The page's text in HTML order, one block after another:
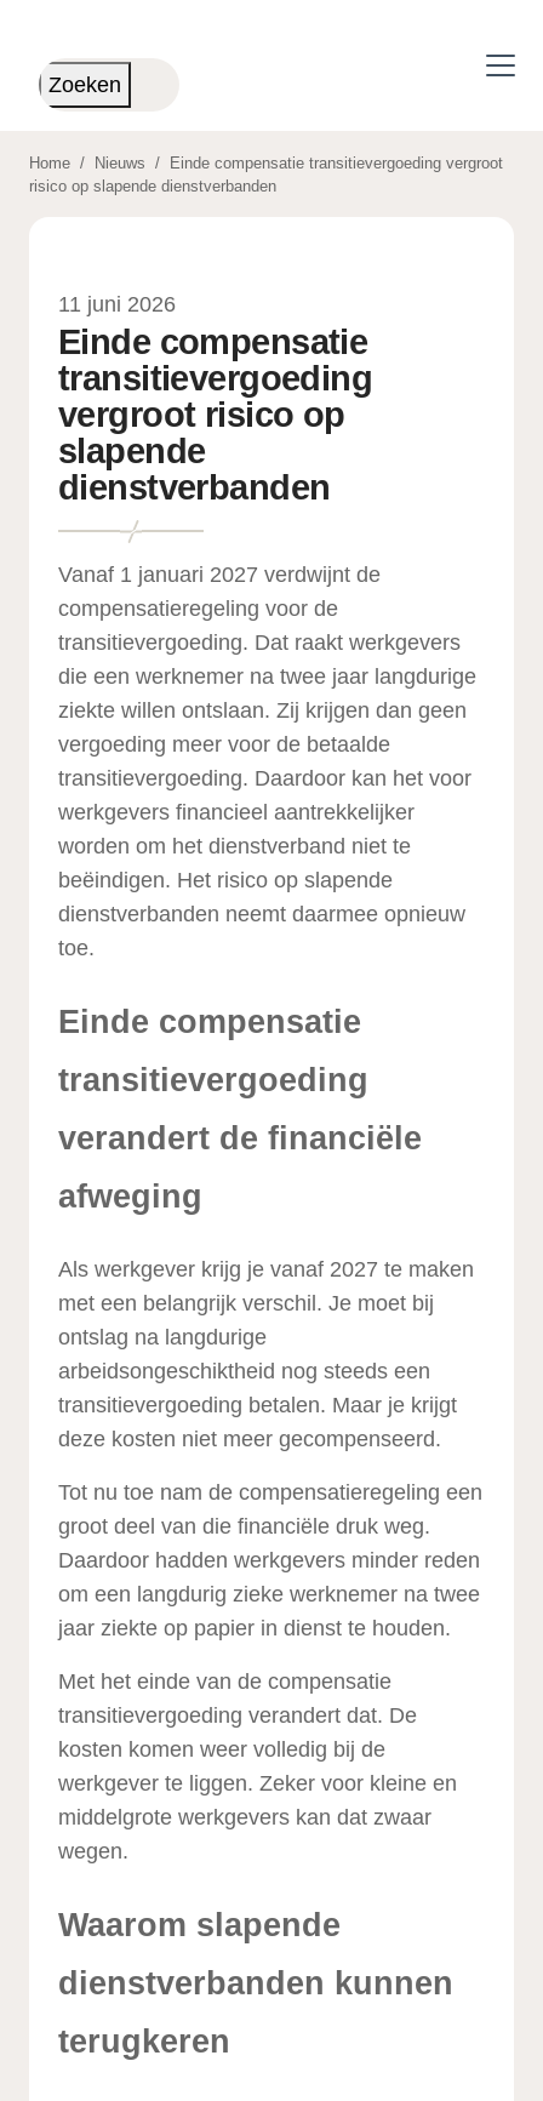
Zoeken
Home / Nieuws /
Einde compensatie transitievergoeding vergroot
risico op slapende dienstverbanden
11 juni 2026
Einde compensatie
transitievergoeding
vergroot risico op
slapende
dienstverbanden
Vanaf 1 januari 2027 verdwijnt de
compensatieregeling voor de
transitievergoeding. Dat raakt werkgevers
die een werknemer na twee jaar langdurige
ziekte willen ontslaan. Zij krijgen dan geen
vergoeding meer voor de betaalde
transitievergoeding. Daardoor kan het voor
werkgevers financieel aantrekkelijker
worden om het dienstverband niet te
beëindigen. Het risico op slapende
dienstverbanden neemt daarmee opnieuw
toe.
Einde compensatie
transitievergoeding
verandert de financiële
afweging
Als werkgever krijg je vanaf 2027 te maken
met een belangrijk verschil. Je moet bij
ontslag na langdurige
arbeidsongeschiktheid nog steeds een
transitievergoeding betalen. Maar je krijgt
deze kosten niet meer gecompenseerd.
Tot nu toe nam de compensatieregeling een
groot deel van die financiële druk weg.
Daardoor hadden werkgevers minder reden
om een langdurig zieke werknemer na twee
jaar ziekte op papier in dienst te houden.
Met het einde van de compensatie
transitievergoeding verandert dat. De
kosten komen weer volledig bij de
werkgever te liggen. Zeker voor kleine en
middelgrote werkgevers kan dat zwaar
wegen.
Waarom slapende
dienstverbanden kunnen
terugkeren